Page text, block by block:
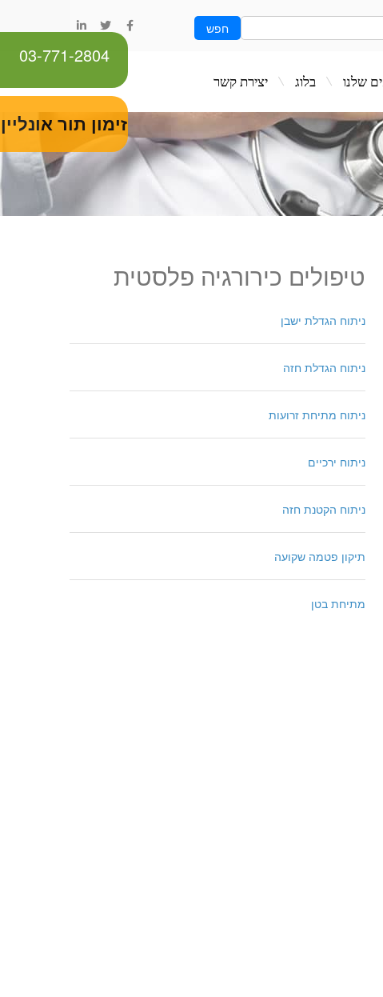
חפש
טיפולים כירורגיה פלסטית
ניתוח הגדלת ישבן
ניתוח הגדלת חזה
ניתוח מתיחת זרועות
ניתוח ירכיים
ניתוח הקטנת חזה
תיקון פטמה שקועה
מתיחת בטן
זימון תור אונליין
03-771-2804